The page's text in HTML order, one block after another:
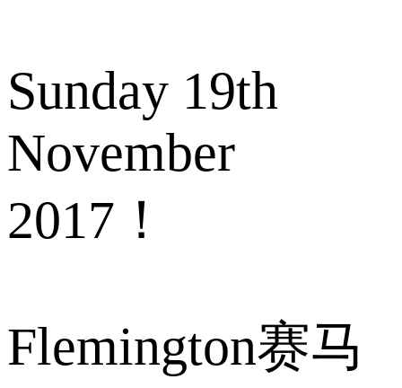
Sunday 19th
November
2017！
Flemington赛马